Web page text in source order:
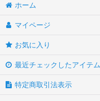
POD
ホーム
マイページ
お気に入り
最近チェックしたアイテム
特定商取引法表示